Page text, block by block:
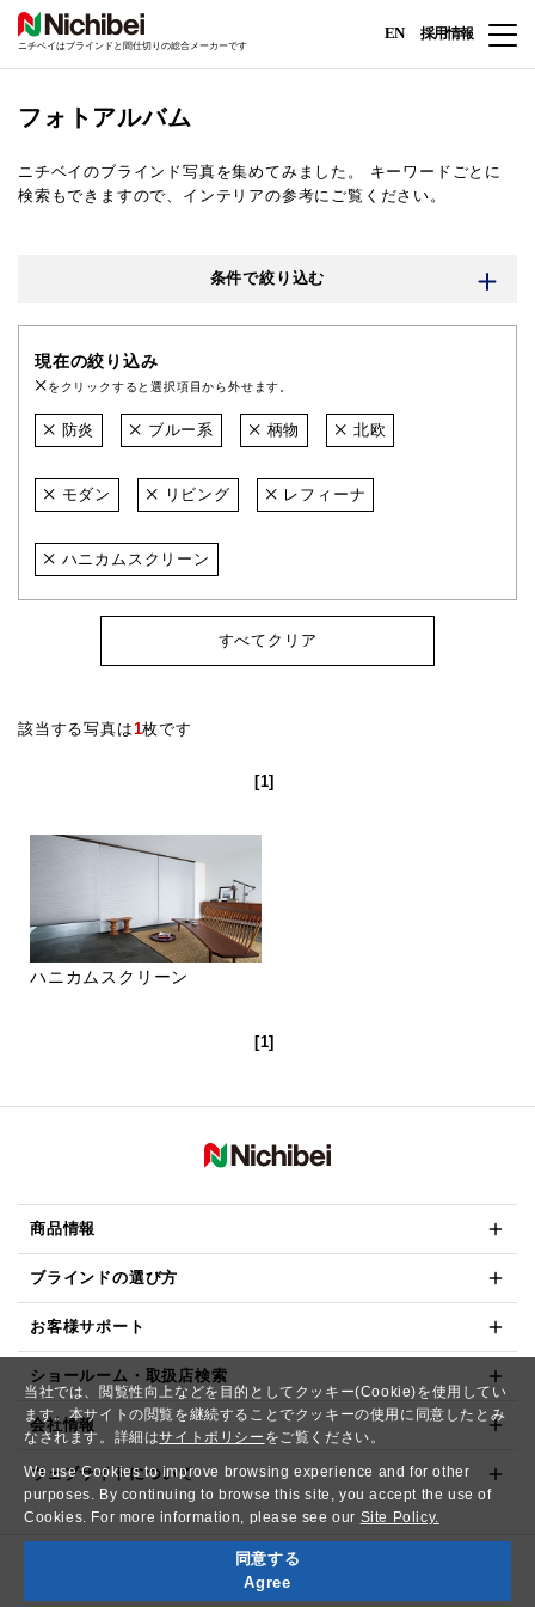
当社では、閲覧性向上などを目的としてクッキー(Cookie)を使用してい
ます。本サイトの閲覧を継続することでクッキーの使用に同意したとみ
なされます。詳細はサイトポリシー をご覧ください。
We use Cookies to improve browsing experience and for other
purposes. By continuing to browse this site, you accept the use of
Cookies. For more information, please see our Site Policy.
同意する
Agree
ニチベイはブラインドと間仕切りの総合メーカーです
EN 採用情報
フォトアルバム
ニチベイのブラインド写真を集めてみました。
キーワードごとに
検索もできますので、インテリアの参考にご覧ください。
条件で絞り込む
現在の絞り込み
をクリックすると選択項目から外せます。
防炎 ブルー系 柄物 北欧
モダン リビング レフィーナ
ハニカムスクリーン
すべてクリア
該当する写真は1枚です
[1]
ハニカムスクリーン
[1]
商品情報
ブラインドの選び方
お客様サポート
ショールーム・取扱店検索
会社情報
ウェブサイトについて
Copyright© NICHIBEI CO.,LTD. All Rights Reserved.